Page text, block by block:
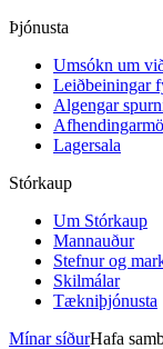
Þjónusta
Umsókn um
Leiðbeiningar
Algengar
Lagersala
Stórkaup
Um Stórkaup
Mannauður
Stefnur og
Skilmálar
Tækniþjónusta
Mínar síðurHafa